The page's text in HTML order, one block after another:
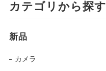
カテゴリから探す
新品
カメラ